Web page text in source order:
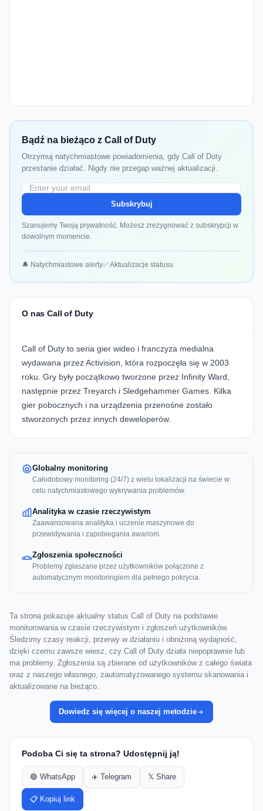
Bądź na bieżąco z Call of Duty
Otrzymuj natychmiastowe powiadomienia, gdy Call of Duty
przestanie działać. Nigdy nie przegap ważnej aktualizacji.
Subskrybuj
Szanujemy Twoją prywatność. Możesz zrezygnować z subskrypcji w
dowolnym momencie.
🔔 Natychmiastowe alerty✅ Aktualizacje statusu
O nas Call of Duty
Call of Duty to seria gier wideo i franczyza medialna
wydawana przez Activision, która rozpoczęła się w 2003
roku. Gry były początkowo tworzone przez Infinity Ward,
następnie przez Treyarch i Sledgehammer Games. Kilka
gier pobocznych i na urządzenia przenośne zostało
stworzonych przez innych deweloperów.
Globalny monitoring
Całodobowy monitoring (24/7) z wielu lokalizacji na świecie w
celu natychmiastowego wykrywania problemów.
Analityka w czasie rzeczywistym
Zaawansowana analityka i uczenie maszynowe do
przewidywania i zapobiegania awariom.
Zgłoszenia społeczności
Problemy zgłaszane przez użytkowników połączone z
automatycznym monitoringiem dla pełnego pokrycia.
Ta strona pokazuje aktualny status Call of Duty na podstawie
monitorowania w czasie rzeczywistym i zgłoszeń użytkowników.
Śledzimy czasy reakcji, przerwy w działaniu i obniżoną wydajność,
dzięki czemu zawsze wiesz, czy Call of Duty działa niepoprawnie lub
ma problemy. Zgłoszenia są zbierane od użytkowników z całego świata
oraz z naszego własnego, zautomatyzowanego systemu skanowania i
aktualizowane na bieżąco.
Dowiedz się więcej o naszej metodzie
Podoba Ci się ta strona? Udostępnij ją!
🟢 WhatsApp ✈️ Telegram 𝕏 Share
📋 Kopiuj link